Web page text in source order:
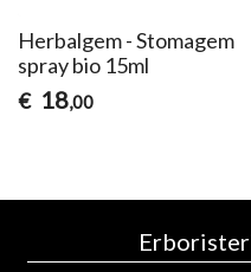
Herbalgem - Stomagem
spray bio 15ml
€ 18,00